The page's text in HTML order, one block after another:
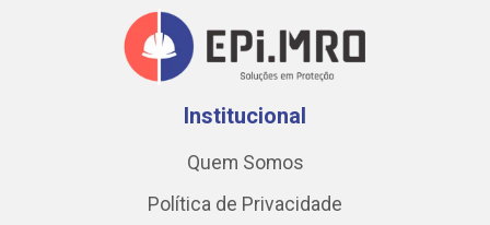
Institucional
Quem Somos
Política de Privacidade